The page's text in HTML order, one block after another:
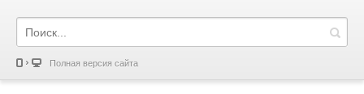
Полная версия сайта